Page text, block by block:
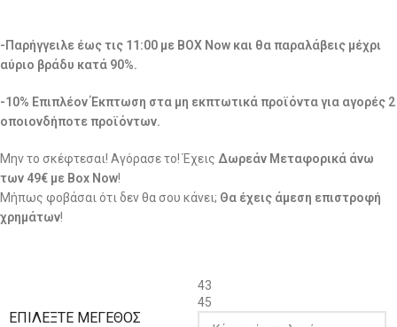
-Παρήγγειλε έως τις 11:00 με BOX Now και θα παραλάβεις μέχρι
αύριο βράδυ κατά 90%.
-10% Επιπλέον Έκπτωση στα μη εκπτωτικά προϊόντα για αγορές 2
οποιονδήποτε προϊόντων.
Μην το σκέφτεσαι! Αγόρασε το! Έχεις Δωρεάν Μεταφορικά άνω
των 49€ με Box Now!
Μήπως φοβάσαι ότι δεν θα σου κάνει; Θα έχεις άμεση επιστροφή
χρημάτων!
ΕΠΙΛΈΞΤΕ ΜΈΓΕΘΟΣ
43
45